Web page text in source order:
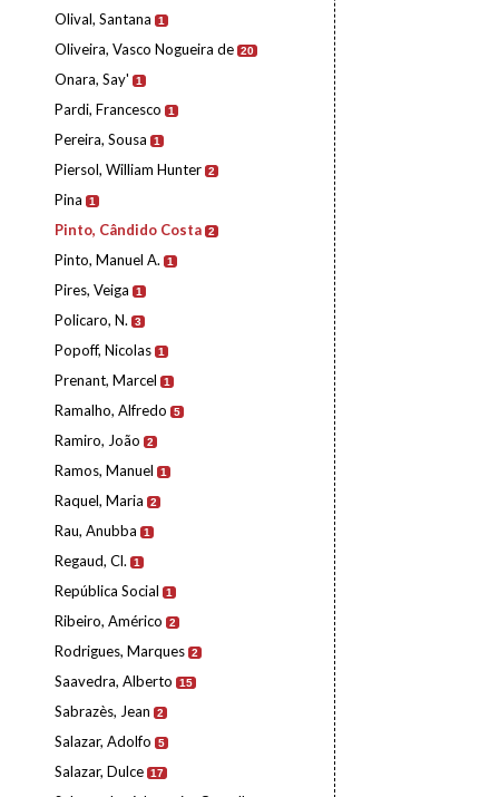
Olival, Santana 1
Oliveira, Vasco Nogueira de 20
Onara, Say' 1
Pardi, Francesco 1
Pereira, Sousa 1
Piersol, William Hunter 2
Pina 1
Pinto, Cândido Costa 2
Pinto, Manuel A. 1
Pires, Veiga 1
Policaro, N. 3
Popoff, Nicolas 1
Prenant, Marcel 1
Ramalho, Alfredo 5
Ramiro, João 2
Ramos, Manuel 1
Raquel, Maria 2
Rau, Anubba 1
Regaud, Cl. 1
República Social 1
Ribeiro, Américo 2
Rodrigues, Marques 2
Saavedra, Alberto 15
Sabrazès, Jean 2
Salazar, Adolfo 5
Salazar, Dulce 17